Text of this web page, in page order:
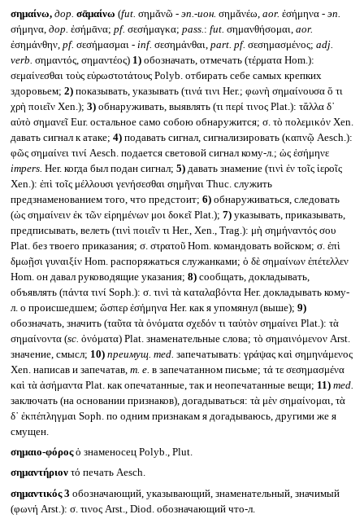
σημαίνω, дор. σᾱμαίνω (fut. σημᾰνῶ - эп.-ион. σημᾰνέω, aor. ἐσήμηνα - эп.
σήμηνα, дор. ἐσήμᾱνα; pf. σεσήμαγκα; pass. : fut. σημανθήσομαι, aor.
ἐσημάνθην, pf. σεσήμασμαι - inf. σεσημάνθαι, part. pf. σεσημασμένος; adj.
verb. σημαντός, σημαντέος) 1)обозначать, отмечать (τέρματα Hom.):
σεμαίνεσθαι τοὺς εὐρωστοτάτους Polyb. отбирать себе самых крепких
здоровьем; 2)показывать, указывать (τινά τινι Her.; φωνὴ σημαίνουσα ὅ τι
χρὴ ποιεῖν Xen.); 3)обнаруживать, выявлять (τι περί τινος Plat.): τἄλλα δ᾽
αὐτὸ σημανεῖ Eur. остальное само собою обнаружится; σ. τὸ πολεμικόν Xen.
давать сигнал к атаке; 4)подавать сигнал, сигнализировать (καπνῷ Aesch.):
φῶς σημαίνει τινί Aesch. подается световой сигнал кому-л.; ὡς ἐσήμηνε
impers. Her. когда был подан сигнал; 5)давать знамение (τινὶ ἐν τοῖς ἱεροῖς
Xen.): ἐπὶ τοῖς μέλλουσι γενήσεσθαι σημῆναι Thuc. служить
предзнаменованием того, что предстоит; 6)обнаруживаться, следовать
(ὡς σημαίνειν ἐκ τῶν εἰρημένων μοι δοκεῖ Plat.); 7)указывать, приказывать,
предписывать, велеть (τινὶ ποιεῖν τι Her., Xen., Trag.): μὴ σημήναντός σου
Plat. без твоего приказания; σ. στρατοῦ Hom. командовать войском; σ. ἐπὶ
δμωῇσι γυναιξίν Hom. распоряжаться служанками; ὁ δὲ σημαίνων ἐπέτελλεν
Hom. он давал руководящие указания; 8)сообщать, докладывать,
объявлять (πάντα τινί Soph.): σ. τινὶ τὰ καταλαβόντα Her. докладывать кому-
л. о происшедшем; ὥσπερ ἐσήμηνα Her. как я упомянул (выше); 9)
обозначать, значить (ταῦτα τὰ ὀνόματα σχεδόν τι ταὐτὸν σημαίνει Plat.): τὰ
σημαίνοντα (sc. ὀνόματα) Plat. знаменательные слова; τὸ σημαινόμενον Arst.
значение, смысл; 10) преимущ. med. запечатывать: γράψας καὶ σημηνάμενος
Xen. написав и запечатав, т. е. в запечатанном письме; τά τε σεσημασμένα
καὶ τὰ ἀσήμαντα Plat. как опечатанные, так и неопечатанные вещи; 11) med.
заключать (на основании признаков), догадываться: τὰ μὲν σημαίνομαι, τὰ
δ᾽ ἐκπέπληγμαι Soph. по одним признакам я догадываюсь, другими же я
смущен.
σημαιο-φόροςὁ знаменосец Polyb., Plut.
σημαντήριον τό печать Aesch.
σημαντικός 3 обозначающий, указывающий, знаменательный, значимый
(φωνή Arst.): σ. τινος Arst., Diod. обозначающий что-л.